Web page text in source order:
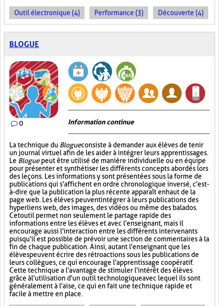
Outil électronique (4) Performance (3) Découverte (4)
BLOGUE
0 Information continue
La technique du Blogueconsiste à demander aux élèves de tenir
un journal virtuel afin de les aider à intégrer leurs apprentissages.
Le Bloguepeut être utilisé de manière individuelle ou en équipe
pour présenter et synthétiser les différents concepts abordés lors
des leçons. Les informations y sont présentées sous la forme de
publications qui s'affichent en ordre chronologique inversé, c'est-
à-dire que la publication la plus récente apparaît en haut de la
page web. Les élèves peuvent intégrer à leurs publications des
hyperliens web, des images, des vidéos ou même des balados.
Cet outil permet non seulement le partage rapide des
informations entre les élèves et avec l'enseignant, mais il
encourage aussi l'interaction entre les différents intervenants
puisqu'il est possible de prévoir une section de commentaires à la
fin de chaque publication. Ainsi, autant l'enseignant que les
élèves peuvent écrire des rétroactions sous les publications de
leurs collègues, ce qui encourage l'apprentissage coopératif.
Cette technique a l'avantage de stimuler l'intérêt des élèves
grâce à l'utilisation d'un outil technologique avec lequel ils sont
généralement à l'aise, ce qui en fait une technique rapide et
facile à mettre en place.